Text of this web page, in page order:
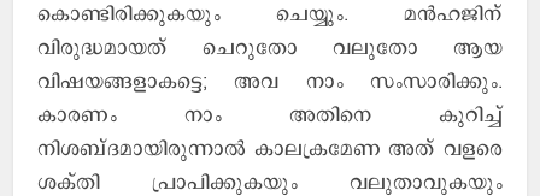
കൊണ്ടിരിക്കുകയും ചെയ്യും. മന്‍ഹജിന്
വിരുദ്ധമായത് ചെറുതോ വലുതോ ആയ
വിഷയങ്ങളാകട്ടെ; അവ നാം സംസാരിക്കും.
കാരണം നാം അതിനെ കുറിച്ച്
നിശബ്ദമായിരുന്നാല്‍ കാലക്രമേണ അത് വളരെ
ശക്തി പ്രാപിക്കുകയും വലുതാവുകയും